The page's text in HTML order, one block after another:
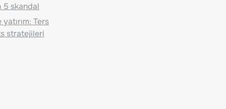
5 skandal
Ters
stratejileri